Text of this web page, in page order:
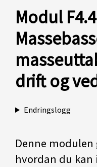
Modul
drift og
Endringslogg
Denne
hvordan du